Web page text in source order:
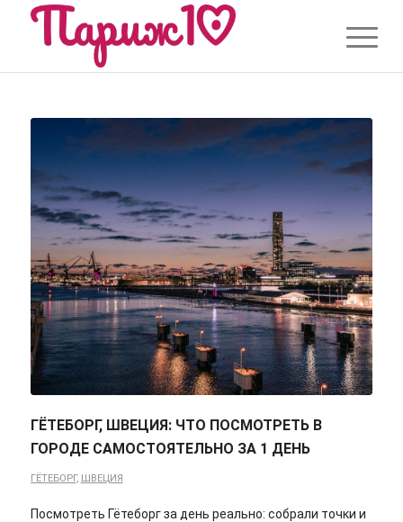
ГЁТЕБОРГ, ШВЕЦИЯ: ЧТО ПОСМОТРЕТЬ В
ГОРОДЕ САМОСТОЯТЕЛЬНО ЗА 1 ДЕНЬ
ГЁТЕБОРГ, ШВЕЦИЯ
Посмотреть Гётеборг за день реально: собрали точки и